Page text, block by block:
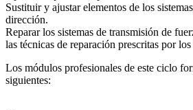
Sustituir y ajustar elementos de los
dirección.
Reparar los sistemas de transmisión de
las técnicas de reparación prescritas por
Los módulos profesionales de este ciclo
siguientes: